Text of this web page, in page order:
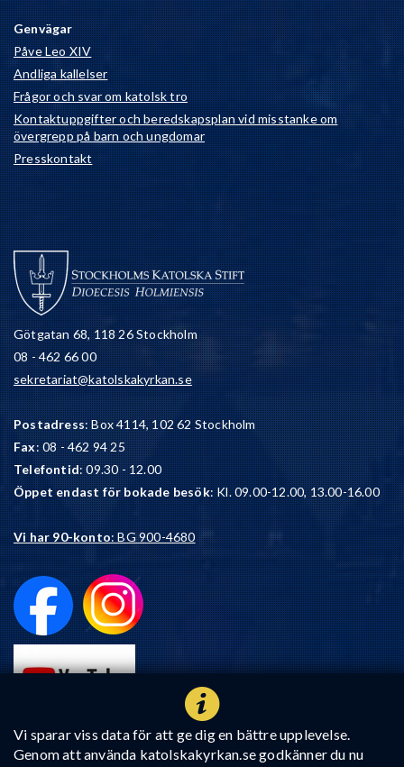
Vi sparar viss data för att ge dig en bättre upplevelse.
Genom att använda katolskakyrkan.se godkänner du nu
Genvägar
Påve Leo XIV
Andliga kallelser
Frågor och svar om katolsk tro
Kontaktuppgifter och beredskapsplan vid misstanke om
övergrepp på barn och ungdomar
Presskontakt
Götgatan 68, 118 26 Stockholm
08 - 462 66 00
sekretariat@katolskakyrkan.se
Postadress: Box 4114, 102 62 Stockholm
Fax: 08 - 462 94 25
Telefontid: 09.30 - 12.00
Öppet endast för bokade besök: Kl. 09.00-12.00, 13.00-16.00
Vi har 90-konto: BG 900-4680